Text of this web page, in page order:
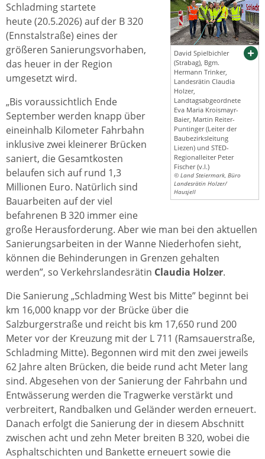
David Spielbichler
(Strabag), Bgm.
Hermann Trinker,
Landesrätin Claudia
Holzer,
Landtagsabgeordnete
Eva Maria Kroismayr-
Baier, Martin Reiter-
Puntinger (Leiter der
Baubezirksleitung
Liezen) und STED-
Regionalleiter Peter
Fischer (v.l.)
© Land Steiermark, Büro
Landesrätin Holzer/
Hausjell
Schladming startete
heute (20.5.2026) auf der B 320
(Ennstalstraße) eines der
größeren Sanierungsvorhaben,
das heuer in der Region
umgesetzt wird.
„Bis voraussichtlich Ende
September werden knapp über
eineinhalb Kilometer Fahrbahn
inklusive zwei kleinerer Brücken
saniert, die Gesamtkosten
belaufen sich auf rund 1,3
Millionen Euro. Natürlich sind
Bauarbeiten auf der viel
befahrenen B 320 immer eine
große Herausforderung. Aber wie man bei den aktuellen
Sanierungsarbeiten in der Wanne Niederhofen sieht,
können die Behinderungen in Grenzen gehalten
werden”, so Verkehrslandesrätin Claudia Holzer.
Die Sanierung „Schladming West bis Mitte” beginnt bei
km 16,000 knapp vor der Brücke über die
Salzburgerstraße und reicht bis km 17,650 rund 200
Meter vor der Kreuzung mit der L 711 (Ramsauerstraße,
Schladming Mitte). Begonnen wird mit den zwei jeweils
62 Jahre alten Brücken, die beide rund acht Meter lang
sind. Abgesehen von der Sanierung der Fahrbahn und
Entwässerung werden die Tragwerke verstärkt und
verbreitert, Randbalken und Geländer werden erneuert.
Danach erfolgt die Sanierung der in diesem Abschnitt
zwischen acht und zehn Meter breiten B 320, wobei die
Asphaltschichten und Bankette erneuert sowie die